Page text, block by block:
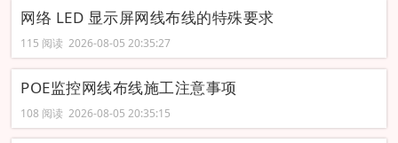
网络 LED 显示屏网线布线的特殊要求
115 阅读 2026-08-05 20:35:27
POE监控网线布线施工注意事项
108 阅读 2026-08-05 20:35:15